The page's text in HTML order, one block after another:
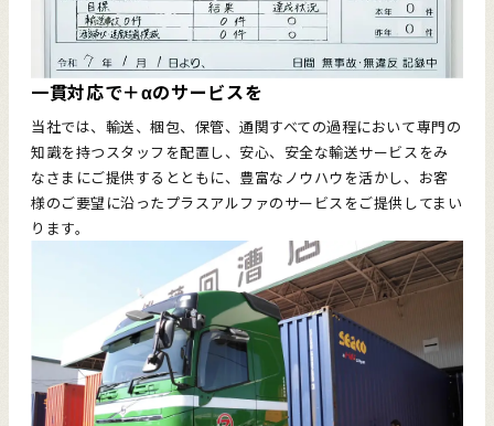
一貫対応で＋αのサービスを
当社では、輸送、梱包、保管、通関すべての過程において専門の
知識を持つスタッフを配置し、安心、安全な輸送サービスをみ
なさまにご提供するとともに、豊富なノウハウを活かし、お客
様のご要望に沿ったプラスアルファのサービスをご提供してまい
ります。